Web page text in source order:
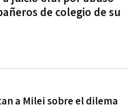
de colegio de su
a Milei sobre el dilema